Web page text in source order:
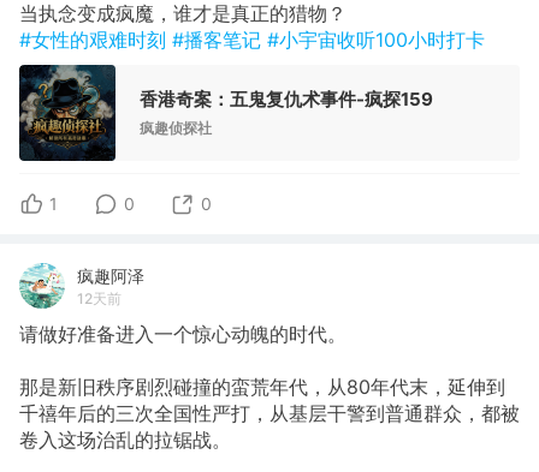
当执念变成疯魔，谁才是真正的猎物？
#女性的艰难时刻 #播客笔记 #小宇宙收听100小时打卡
香港奇案：五鬼复仇术事件-疯探159
疯趣侦探社
1 0 0
疯趣阿泽
12天前
请做好准备进入一个惊心动魄的时代。
那是新旧秩序剧烈碰撞的蛮荒年代，从80年代末，延伸到
千禧年后的三次全国性严打，从基层干警到普通群众，都被
卷入这场治乱的拉锯战。